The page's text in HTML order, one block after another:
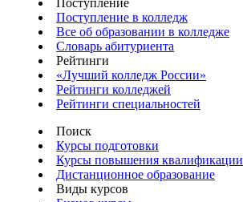
Поступление в колледж
Все об образовании в колледже
Словарь абитуриента
Рейтинги
«Лучший колледж России»
Рейтинги колледжей
Рейтинги специальностей
Поиск
Курсы подготовки
Курсы повышения квалификации
Дистанционное образование
Виды курсов